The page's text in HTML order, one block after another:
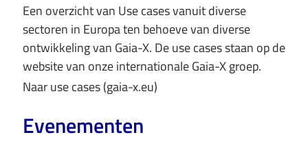
Een overzicht van Use cases vanuit diverse
sectoren in Europa ten behoeve van diverse
ontwikkeling van Gaia-X. De use cases staan op de
website van onze internationale Gaia-X groep.
Naar use cases (gaia-x.eu)
Evenementen